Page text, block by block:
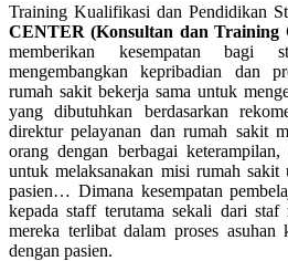
Training Kualifikasi dan Pendidikan
CENTER (Konsultan dan Training
memberikan kesempatan
mengembangkan kepribadian dan
rumah sakit bekerja sama untuk
yang dibutuhkan berdasarkan
direktur pelayanan dan rumah sakit
orang dengan berbagai
untuk melaksanakan misi rumah sakit
pasien… Dimana kesempatan
kepada staff terutama sekali dari
mereka terlibat dalam proses
dengan pasien.